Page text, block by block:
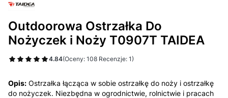
Outdoorowa Ostrzałka Do
Nożyczek i Noży T0907T TAIDEA
4.84(Oceny: 108 Recenzje: 1)
Opis: Ostrzałka łącząca w sobie ostrzałkę do noży i ostrzałkę
do nożyczek. Niezbędna w ogrodnictwie, rolnictwie i pracach